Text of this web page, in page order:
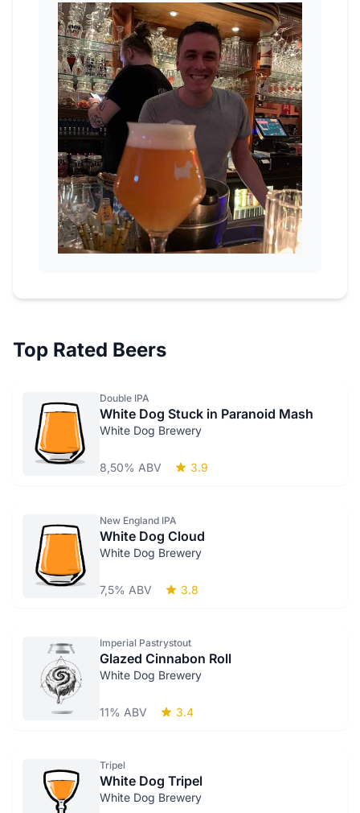
Top Rated Beers
Double IPA
White Dog Stuck in Paranoid Mash
White Dog Brewery
8,50% ABV 3.9
New England IPA
White Dog Cloud
White Dog Brewery
7,5% ABV 3.8
Imperial Pastrystout
Glazed Cinnabon Roll
White Dog Brewery
11% ABV 3.4
Tripel
White Dog Tripel
White Dog Brewery